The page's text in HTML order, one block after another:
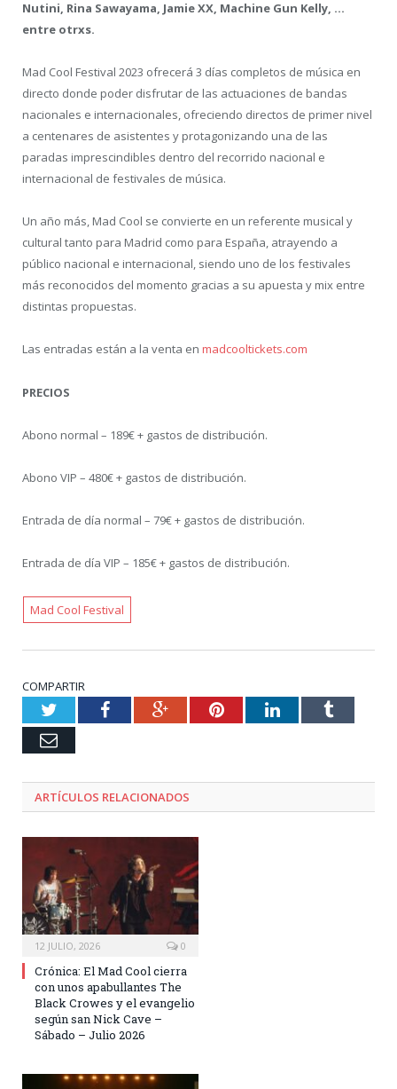
Nutini, Rina Sawayama, Jamie XX, Machine Gun Kelly, …
entre otrxs.
Mad Cool Festival 2023 ofrecerá 3 días completos de música en
directo donde poder disfrutar de las actuaciones de bandas
nacionales e internacionales, ofreciendo directos de primer nivel
a centenares de asistentes y protagonizando una de las
paradas imprescindibles dentro del recorrido nacional e
internacional de festivales de música.
Un año más, Mad Cool se convierte en un referente musical y
cultural tanto para Madrid como para España, atrayendo a
público nacional e internacional, siendo uno de los festivales
más reconocidos del momento gracias a su apuesta y mix entre
distintas propuestas.
Las entradas están a la venta en madcooltickets.com
PRECIOS
Abono normal – 189€ + gastos de distribución.
Abono VIP – 480€ + gastos de distribución.
Entrada de día normal – 79€ + gastos de distribución.
Entrada de día VIP – 185€ + gastos de distribución.
Mad Cool Festival
COMPARTIR
TwitterFacebookGoogle+PinterestLinkedInTumblr
Email
ARTÍCULOS RELACIONADOS
12 JULIO, 2026 0
Crónica: El Mad Cool cierra
con unos apabullantes The
Black Crowes y el evangelio
según san Nick Cave –
Sábado – Julio 2026